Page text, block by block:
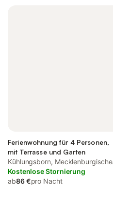
Ferienwohnung für 4 Personen,
mit Terrasse und Garten
Kühlungsborn, Mecklenburgische
Ostseeküste
Kostenlose Stornierung
ab86 €pro Nacht